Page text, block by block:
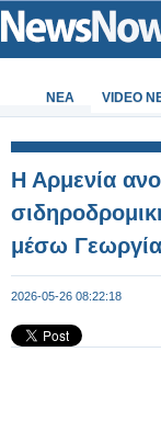
ΝΕΑ VIDEO
Η Αρμενία
μέσω
2026-05-26 08:22:18